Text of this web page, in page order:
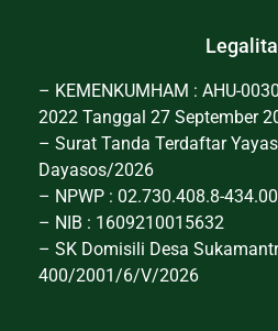
– KEMENKUMHAM : AHU-
2022 Tanggal 27 September
– Surat Tanda Terdaftar
Dayasos/2026
– NPWP : 02.730.408.8-
– NIB : 1609210015632
– SK Domisili Desa
400/2001/6/V/2026